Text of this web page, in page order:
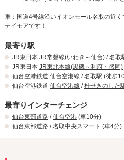
車：国道4号線沿いイオンモール名取の近
テイモアです！
最寄り駅
JR東日本 JR常磐線(いわき～仙台) /名取
JR東日本 JR東北本線(黒磯～利府・盛岡)
仙台空港鉄道 仙台空港線 /名取駅 (徒歩
仙台空港鉄道 仙台空港線 /杜せきのした
最寄りインターチェンジ
仙台東部道路 /仙台空港 (車10分)
仙台東部道路 /名取中央スマート (車4分)